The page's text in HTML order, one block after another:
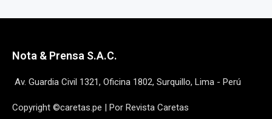
Nota & Prensa S.A.C.
Av. Guardia Civil 1321, Oficina 1802, Surquillo, Lima - Perú
Copyright ©caretas.pe | Por Revista Caretas